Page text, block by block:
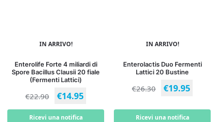
IN ARRIVO!
Enterolife Forte 4 miliardi di
Spore Bacillus Clausii 20 fiale
(Fermenti Lattici)
€22.90 €14.95
Ricevi una notifica
IN ARRIVO!
Enterolactis Duo Fermenti
Lattici 20 Bustine
€26.30 €19.95
Ricevi una notifica